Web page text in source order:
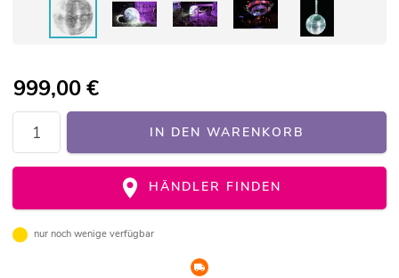
999,00€
IN DEN WARENKORB
HÄNDLER FINDEN
nur noch wenige verfügbar